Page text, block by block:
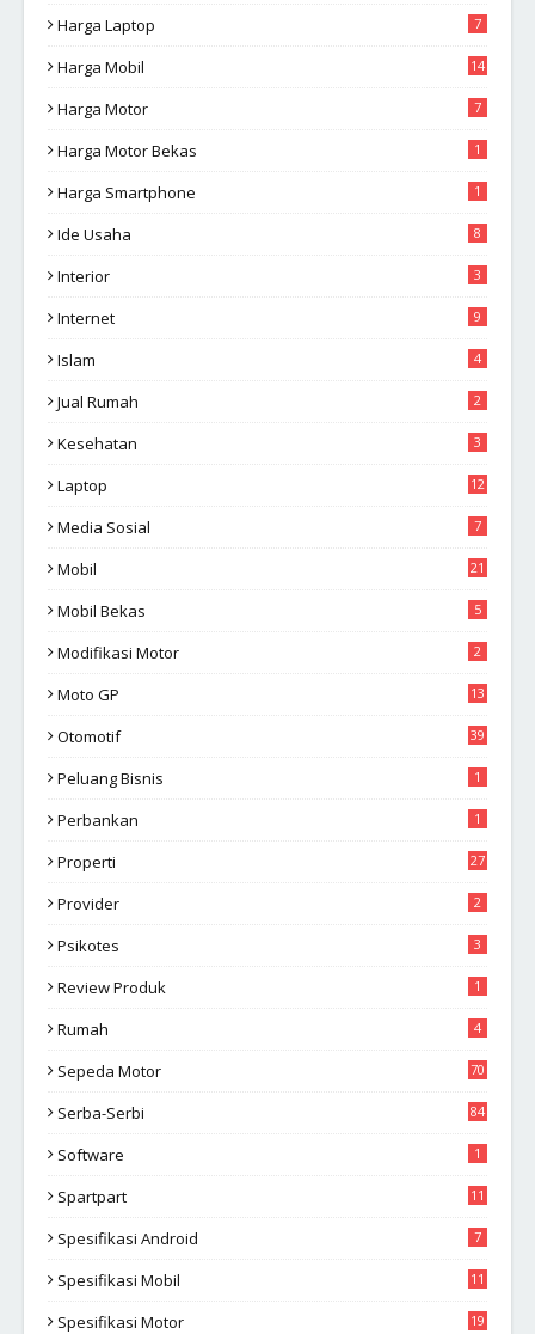
Harga Laptop 7
Harga Mobil 14
Harga Motor 7
Harga Motor Bekas 1
Harga Smartphone 1
Ide Usaha 8
Interior 3
Internet 9
Islam 4
Jual Rumah 2
Kesehatan 3
Laptop 12
Media Sosial 7
Mobil 21
Mobil Bekas 5
Modifikasi Motor 2
Moto GP 13
Otomotif 39
Peluang Bisnis 1
Perbankan 1
Properti 27
Provider 2
Psikotes 3
Review Produk 1
Rumah 4
Sepeda Motor 70
Serba-Serbi 84
Software 1
Spartpart 11
Spesifikasi Android 7
Spesifikasi Mobil 11
Spesifikasi Motor 19